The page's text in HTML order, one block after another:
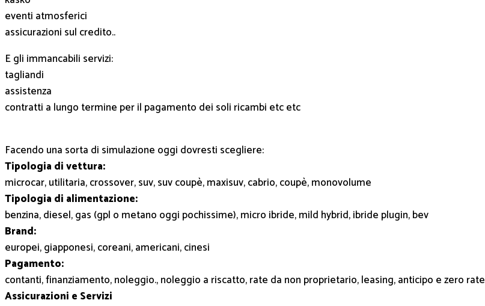
eventi atmosferici
assicurazioni sul credito..
E gli immancabili servizi:
tagliandi
assistenza
contratti a lungo termine per il pagamento dei soli ricambi etc etc
Facendo una sorta di simulazione oggi dovresti scegliere:
Tipologia di vettura:
microcar, utilitaria, crossover, suv, suv coupè, maxisuv, cabrio, coupè, monovolume
Tipologia di alimentazione:
benzina, diesel, gas (gpl o metano oggi pochissime), micro ibride, mild hybrid, ibride plugin, bev
Brand:
europei, giapponesi, coreani, americani, cinesi
Pagamento:
contanti, finanziamento, noleggio., noleggio a riscatto, rate da non proprietario, leasing, anticipo e zero rate
Assicurazioni e Servizi